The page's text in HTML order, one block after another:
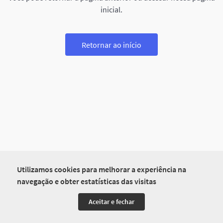
Utilizamos cookies para melhorar a experiência na
navegação e obter estatísticas das visitas
Aceitar e fechar
inicial.
Retornar ao início